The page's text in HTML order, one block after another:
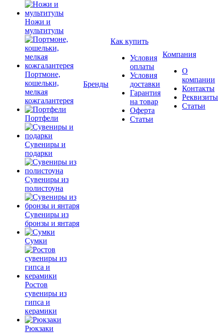
Ножи и
мультитулы
Портмоне,
кошельки,
мелкая
кожгалантерея
Портфели
Сувениры и
подарки
Сувениры из
полистоуна
Сувениры из
бронзы и янтаря
Сумки
Ростов
сувениры из
гипса и
керамики
Рюкзаки
Бренды
Как купить
Условия
оплаты
Условия
доставки
Гарантия
на товар
Оферта
Статьи
Компания
О
компании
Контакты
Реквизиты
Статьи